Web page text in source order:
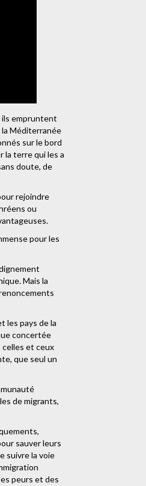
ils empruntent
la Méditerranée
sur le bord
la terre qui les a
doute, de
rejoindre
ou
pour les
Mais la
les pays de la
concertée
celles et ceux
que seul un
de migrants,
sauver leurs
suivre la voie
peurs et des